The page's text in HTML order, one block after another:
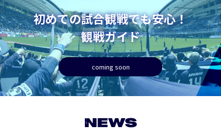
初めての試合観戦でも安心！
観戦ガイド
coming soon
NEWS